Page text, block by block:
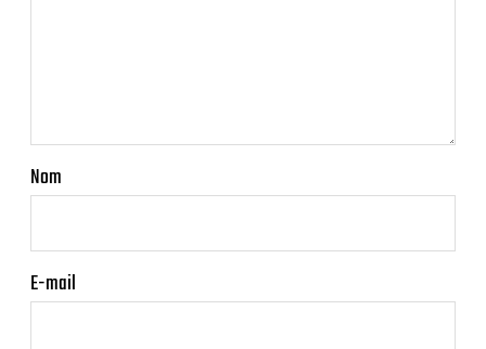
Nom
E-mail